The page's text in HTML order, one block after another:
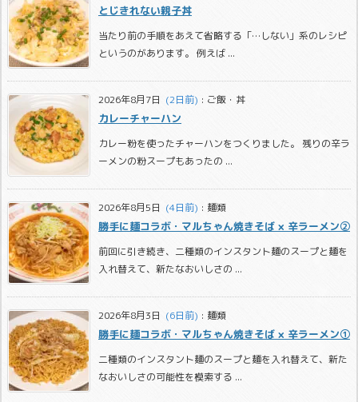
とじきれない親子丼
当たり前の手順をあえて省略する「…しない」系のレシピ
というのがあります。 例えば ...
2026年8月7日
  (2日前)
: ご飯・丼
カレーチャーハン
カレー粉を使ったチャーハンをつくりました。 残りの辛ラ
ーメンの粉スープもあったの ...
2026年8月5日
  (4日前)
: 麺類
勝手に麺コラボ・マルちゃん焼きそば × 辛ラーメン②
前回に引き続き、二種類のインスタント麺のスープと麺を
入れ替えて、新たなおいしさの ...
2026年8月3日
  (6日前)
: 麺類
勝手に麺コラボ・マルちゃん焼きそば × 辛ラーメン①
二種類のインスタント麺のスープと麺を入れ替えて、新た
なおいしさの可能性を模索する ...